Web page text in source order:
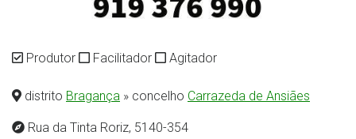
Produtor Facilitador Agitador
distrito Bragança » concelho Carrazeda de Ansiães
Rua da Tinta Roriz, 5140-354